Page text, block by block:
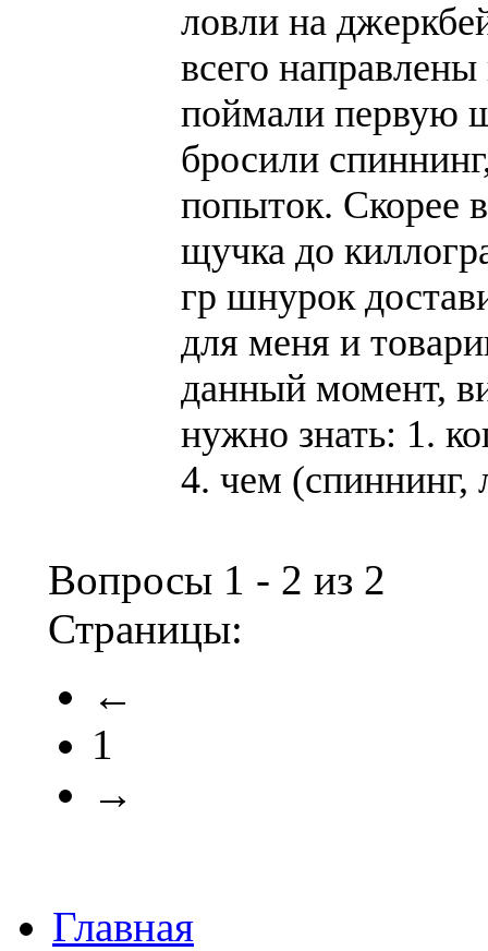
ловли на
всего
поймали первую
бросили
попыток. Скорее
щучка до
гр шнурок
для меня и
данный момент,
нужно знать: 1.
4. чем (спиннинг,
Вопросы 1 - 2 из 2
Страницы:
←
1
→
Главная